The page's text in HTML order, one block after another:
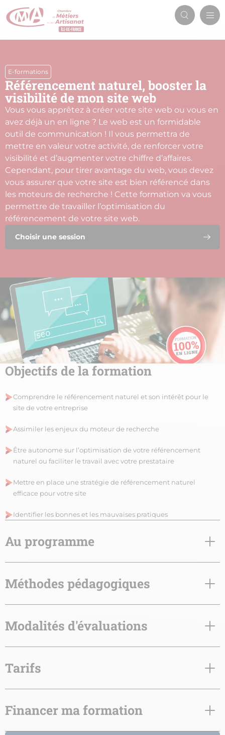
Aller
au
E-formations
Référencement naturel, booster la
visibilité de mon site web
Vous vous apprêtez à créer votre site web ou vous en
avez déjà un en ligne ? Le web est un formidable
outil de communication ! Il vous permettra de
mettre en valeur votre activité, de renforcer votre
visibilité et d’augmenter votre chiffre d’affaires.
Cependant, pour tirer avantage du web, vous devez
vous assurer que votre site est bien référencé dans
les moteurs de recherche ! Cette formation va vous
permettre de travailler l’optimisation du
référencement de votre site web.
Choisir une session
Objectifs de la formation
Comprendre le référencement naturel et son intérêt pour le
site de votre entreprise
Assimiler les enjeux du moteur de recherche
Être autonome sur l’optimisation de votre référencement
naturel ou faciliter le travail avec votre prestataire
Mettre en place une stratégie de référencement naturel
efficace pour votre site
Identifier les bonnes et les mauvaises pratiques
Au programme
Méthodes pédagogiques
Modalités d'évaluations
Tarifs
Financer ma formation